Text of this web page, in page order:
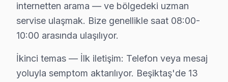
Kültür'de Sanyo TV Servisi
Kültür mahallesinde Sanyo televizyon kullanıcıları,
Kuruçeşme mahallesinde Sanyo ekran’lerde,
internetten arama — ve bölgedeki uzman
servise ulaşmak. Bize genellikle saat 08:00-
10:00 arasında ulaşılıyor.
İkinci temas — İlk iletişim: Telefon veya mesaj
yoluyla semptom aktarılıyor. Beşiktaş'de 13